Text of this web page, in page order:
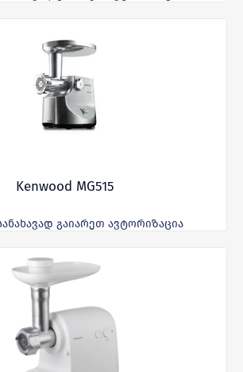
Kenwood MG515
გაიარეთ ავტორიზაცია